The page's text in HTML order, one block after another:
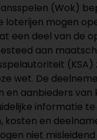
(Wok)
loterijen mogen
een deel van de
aan
wet. De
en aanbieders van
informatie
kosten en
niet